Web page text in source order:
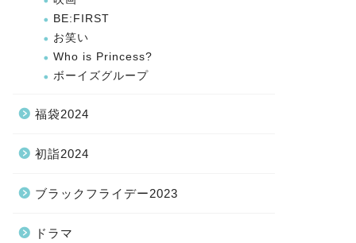
BE:FIRST
お笑い
Who is Princess?
ボーイズグループ
福袋2024
初詣2024
ブラックフライデー2023
ドラマ